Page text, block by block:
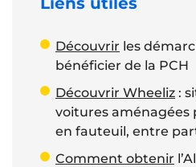
Découvrir les
bénéficier de la PCH
Découvrir Wheeliz :
voitures aménagées
en fauteuil, entre
Comment obtenir